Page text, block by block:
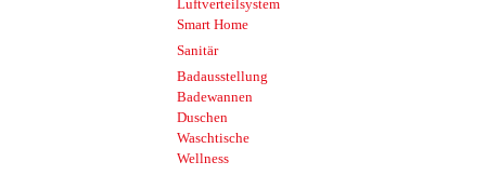
Luftverteilsystem
Smart Home
Sanitär
Badausstellung
Badewannen
Duschen
Waschtische
Wellness